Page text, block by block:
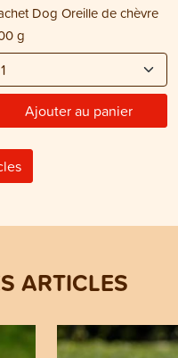
Dog Oreille de chèvre
g
Ajouter au panier
ARTICLES